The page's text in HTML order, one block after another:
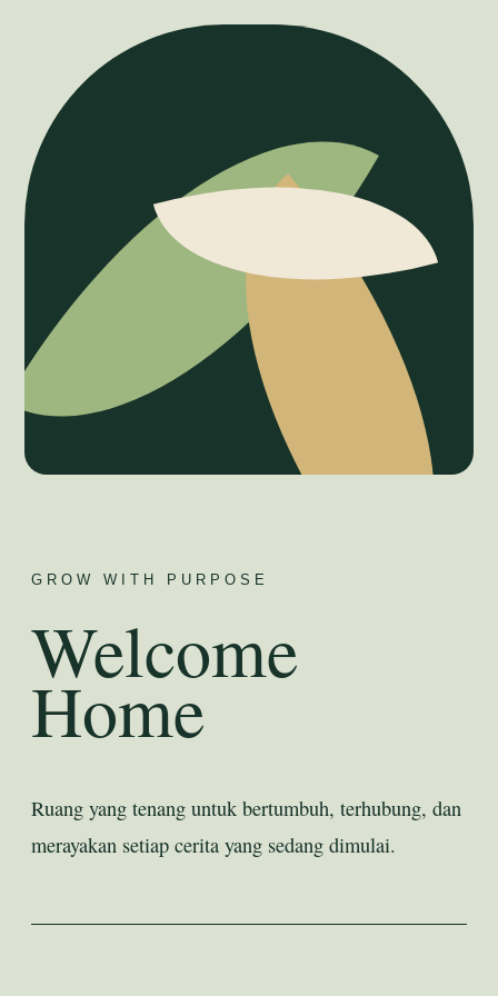
GROW WITH PURPOSE
Welcome
Home
Ruang yang tenang untuk bertumbuh, terhubung, dan
merayakan setiap cerita yang sedang dimulai.